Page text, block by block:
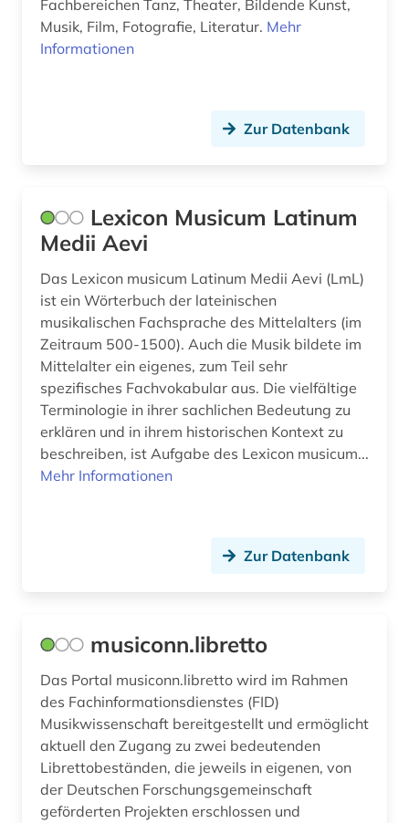
musikleben (1)
musiktheater (3)
musikverleger (1)
musikvideo (1)
musikwirtschaft (1)
musikwissenschaft (14)
musikzeitschrift (1)
musipädagogik (1)
neue sachlichkeit (1)
noten (1)
oper (3)
Fachbereichen Tanz, Theater, Bildende Kunst,
Musik, Film, Fotografie, Literatur. Mehr
Informationen
Zur Datenbank
Lexicon Musicum Latinum
Medii Aevi
Das Lexicon musicum Latinum Medii Aevi (LmL)
ist ein Wörterbuch der lateinischen
musikalischen Fachsprache des Mittelalters (im
Zeitraum 500-1500). Auch die Musik bildete im
Mittelalter ein eigenes, zum Teil sehr
spezifisches Fachvokabular aus. Die vielfältige
Terminologie in ihrer sachlichen Bedeutung zu
erklären und in ihrem historischen Kontext zu
beschreiben, ist Aufgabe des Lexicon musicum...
Mehr Informationen
Zur Datenbank
musiconn.libretto
Das Portal musiconn.libretto wird im Rahmen
des Fachinformationsdienstes (FID)
Musikwissenschaft bereitgestellt und ermöglicht
aktuell den Zugang zu zwei bedeutenden
Librettobeständen, die jeweils in eigenen, von
der Deutschen Forschungsgemeinschaft
geförderten Projekten erschlossen und